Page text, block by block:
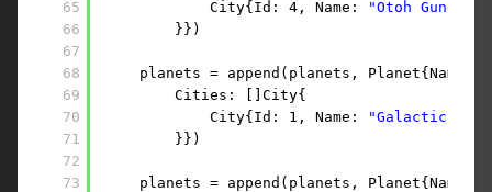
65
66
67
68
69
70
71
72
73
City{Id: 4, Name:
"Otoh Gunga"
}})
planets = append(planets, Planet{Name:
Cities: []City{
City{Id: 1, Name:
"Galactic
}})
planets = append(planets, Planet{Name: